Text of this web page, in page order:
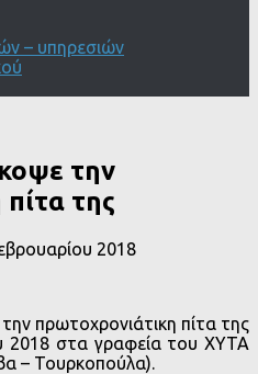
– υπηρεσιών
την
της
2018
πρωτοχρονιάτικη πίτα της
2018 στα γραφεία του ΧΥΤΑ
– Τουρκοπούλα).